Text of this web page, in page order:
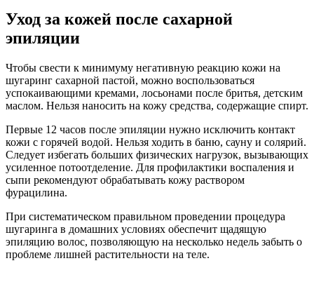
Уход за кожей после сахарной
эпиляции
Чтобы свести к минимуму негативную реакцию кожи на
шугаринг сахарной пастой, можно воспользоваться
успокаивающими кремами, лосьонами после бритья, детским
маслом. Нельзя наносить на кожу средства, содержащие спирт.
Первые 12 часов после эпиляции нужно исключить контакт
кожи с горячей водой. Нельзя ходить в баню, сауну и солярий.
Следует избегать больших физических нагрузок, вызывающих
усиленное потоотделение. Для профилактики воспаления и
сыпи рекомендуют обрабатывать кожу раствором
фурацилина.
При систематическом правильном проведении процедура
шугаринга в домашних условиях обеспечит щадящую
эпиляцию волос, позволяющую на несколько недель забыть о
проблеме лишней растительности на теле.